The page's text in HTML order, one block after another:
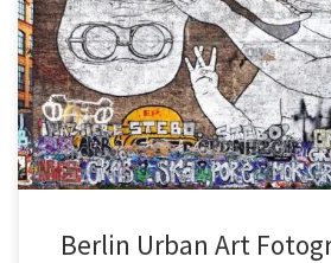
Berlin Urban Art